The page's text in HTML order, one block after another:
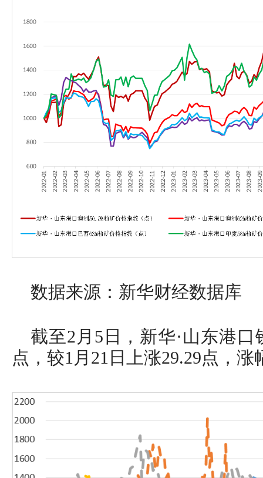
数据来源：新华财经数据库
截至2月5日，新华·山东港口
点，较1月21日上涨29.29点，涨